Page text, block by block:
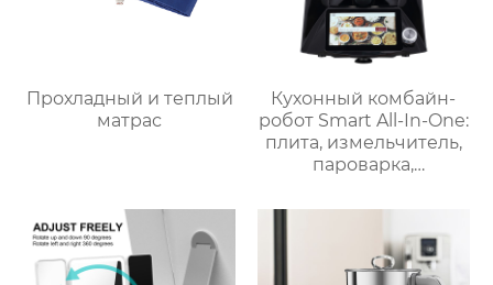
Прохладный и теплый
матрас
Кухонный комбайн-
робот Smart All-In-One:
плита, измельчитель,
пароварка,
блендер, кипяток,
замешивание,
взвешивание